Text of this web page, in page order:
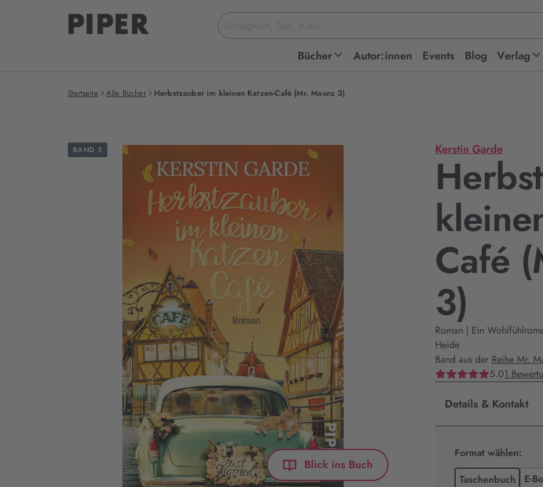
Suchbegriff
eingeben
Bücher Autor:innen Events Blog Verlag
Startseite Alle Bücher Herbstzauber im kleinen Katzen-Café (Mr. Maunz 3)
BAND 3
Blick ins Buch
Produktbilder
Kerstin Garde
Café
3)
Roman | Ein
Heide
Band aus der Reihe Mr.
5.01
Details & Kontakt
Format wählen:
Taschenbuch
E-